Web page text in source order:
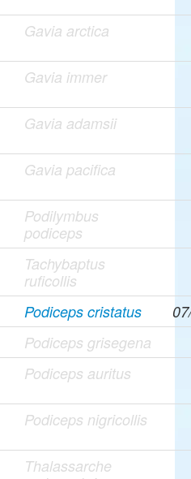
Gavia arctica
Gavia immer
Gavia adamsii
Gavia pacifica
Podilymbus
podiceps
Tachybaptus
ruficollis
Podiceps cristatus
Podiceps grisegena
Podiceps auritus
Podiceps nigricollis
Thalassarche